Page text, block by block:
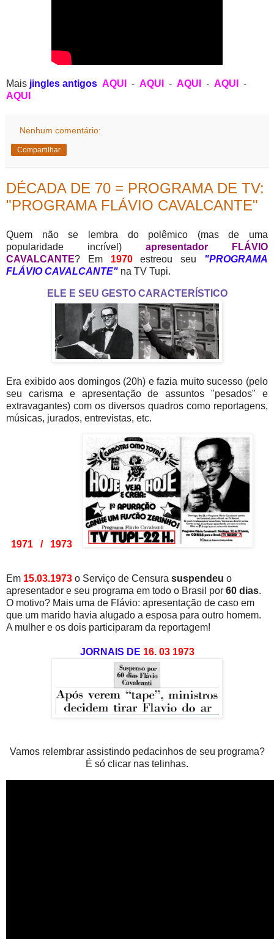
Mais jingles antigos AQUI - AQUI - AQUI - AQUI
-
AQUI
Nenhum comentário:
Compartilhar
DÉCADA DE 70 = PROGRAMA DE TV:
"PROGRAMA FLÁVIO CAVALCANTE"
Quem não se lembra do polêmico (mas de uma
popularidade incrível) apresentador FLÁVIO
CAVALCANTE? Em 1970estreou seu "PROGRAMA
FLÁVIO CAVALCANTE" na TV Tupi.
ELE E SEU GESTO CARACTERÍSTICO
Era exibido aos domingos (20h) e fazia muito sucesso (pelo
seu carisma e apresentação de assuntos "pesados" e
extravagantes) com os diversos quadros como reportagens,
músicas, jurados, entrevistas, etc.
1971 / 1973
Em 15.03.1973 o Serviço de Censura suspendeu o
apresentador e seu programa em todo o Brasil por 60 dias.
O motivo? Mais uma de Flávio: apresentação de caso em
que um marido havia alugado a esposa para outro homem.
A mulher e os dois participaram da reportagem!
JORNAIS DE 16. 03 1973
Vamos relembrar assistindo pedacinhos de seu programa?
É só clicar nas telinhas.